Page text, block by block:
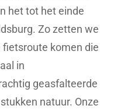
het tot het einde
Zo zetten we
komen die
in
geasfalteerde
natuur. Onze